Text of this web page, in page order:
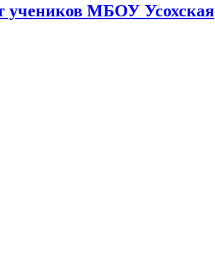
учеников МБОУ Усохская